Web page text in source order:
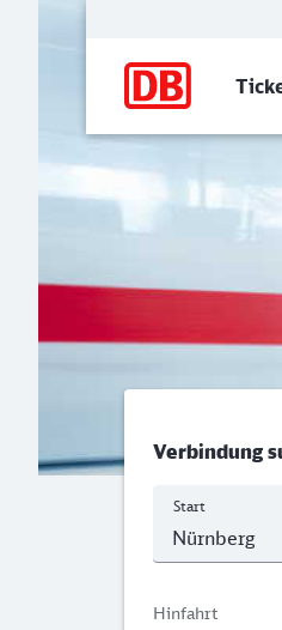
Nürnberg
Verbindung
Start
Hinfahrt